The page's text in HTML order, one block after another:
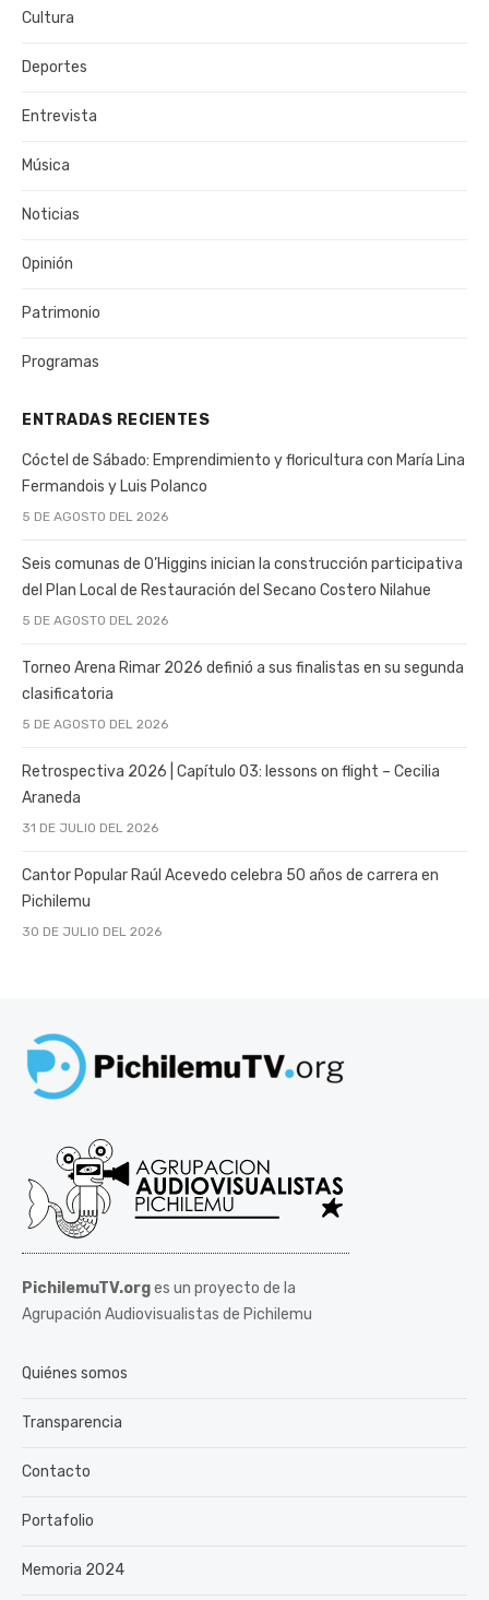
Cultura
Deportes
Entrevista
Música
Noticias
Opinión
Patrimonio
Programas
ENTRADAS RECIENTES
Cóctel de Sábado: Emprendimiento y floricultura con María Lina
Fermandois y Luis Polanco
5 DE AGOSTO DEL 2026
Seis comunas de O’Higgins inician la construcción participativa
del Plan Local de Restauración del Secano Costero Nilahue
5 DE AGOSTO DEL 2026
Torneo Arena Rimar 2026 definió a sus finalistas en su segunda
clasificatoria
5 DE AGOSTO DEL 2026
Retrospectiva 2026 | Capítulo 03: lessons on flight – Cecilia
Araneda
31 DE JULIO DEL 2026
Cantor Popular Raúl Acevedo celebra 50 años de carrera en
Pichilemu
30 DE JULIO DEL 2026
PichilemuTV.orges un proyecto de la
Agrupación Audiovisualistas de Pichilemu
Quiénes somos
Transparencia
Contacto
Portafolio
Memoria 2024